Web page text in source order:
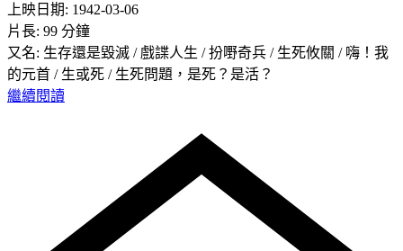
上映日期: 1942-03-06
片長: 99 分鐘
又名: 生存還是毀滅 / 戲諜人生 / 扮嘢奇兵 / 生死攸關 / 嗨！我
的元首 / 生或死 / 生死問題，是死？是活？
繼續閱讀